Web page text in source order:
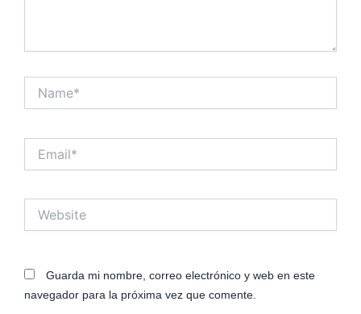
Guarda mi nombre, correo electrónico y web en este
navegador para la próxima vez que comente.